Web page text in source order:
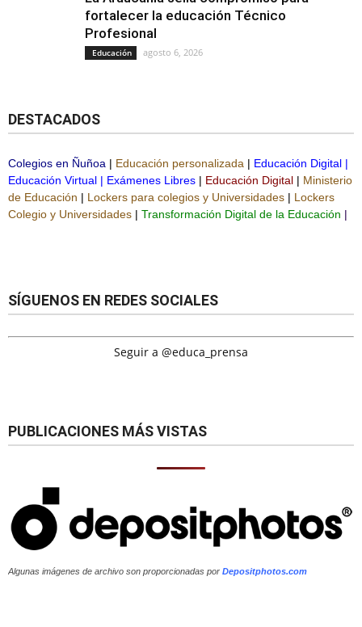
fortalecer la educación Técnico
Profesional
Educación agosto 6, 2026
DESTACADOS
Colegios en Ñuñoa | Educación personalizada | Educación Digital |
Educación Virtual | Exámenes Libres | Educación Digital | Ministerio
de Educación | Lockers para colegios y Universidades | Lockers
Colegio y Universidades | Transformación Digital de la Educación |
SÍGUENOS EN REDES SOCIALES
Seguir a @educa_prensa
PUBLICACIONES MÁS VISTAS
Algunas imágenes de archivo son proporcionadas por Depositphotos.com